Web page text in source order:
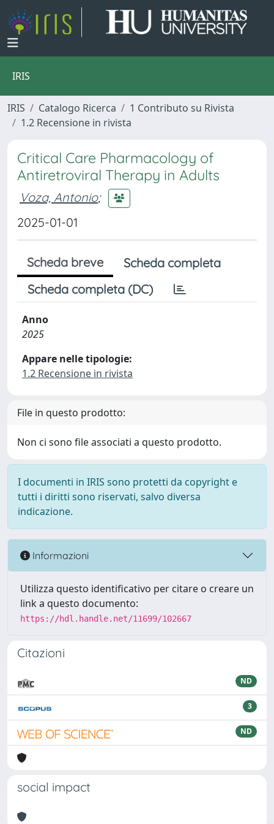
IRIS
IRIS Catalogo Ricerca
1 Contributo su Rivista
1.2 Recensione in rivista
Critical Care Pharmacology of
Antiretroviral Therapy in Adults
Voza, Antonio;
2025-01-01
Scheda breve
Scheda completa
Scheda completa (DC)
Anno
2025
Appare nelle tipologie:
1.2 Recensione in rivista
File in questo prodotto:
Non ci sono file associati a questo prodotto.
I documenti in IRIS sono protetti da copyright e
tutti i diritti sono riservati, salvo diversa
indicazione.
Informazioni
Utilizza questo identificativo per citare o creare un
link a questo documento:
https://hdl.handle.net/11699/102667
Citazioni
ND
3
ND
social impact